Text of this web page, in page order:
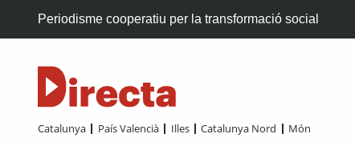
Periodisme cooperatiu per la transformació social
Catalunya País Valencià Illes Catalunya Nord Món